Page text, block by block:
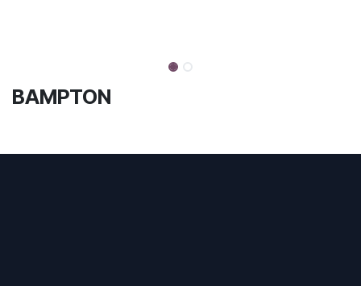
BAMPTON